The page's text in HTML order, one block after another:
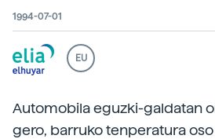
1994-07-01
EU
Automobila eguzki-galdatan
gero, barruko tenperatura